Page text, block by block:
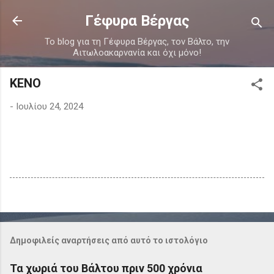
Μετάβαση στο κύριο περιεχόμενο
Γέφυρα Βέργας
Το blog για τη Γέφυρα Βέργας, τον Βάλτο, την
Αιτωλοακαρνανία και όχι μόνο!
ΚΕΝΟ
- Ιουλίου 24, 2024
Δημοφιλείς αναρτήσεις από αυτό το ιστολόγιο
Τα χωριά του Βάλτου πριν 500 χρόνια